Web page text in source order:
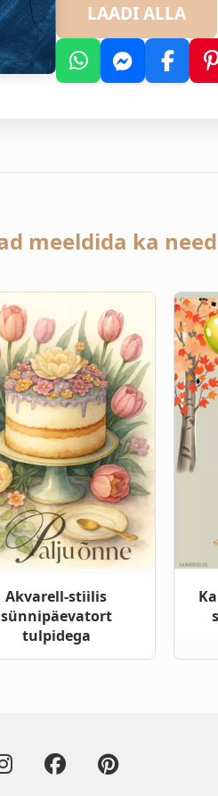
LAADI ALLA
meeldida ka need
Akvarell-stiilis
sünnipäevatort
tulpidega